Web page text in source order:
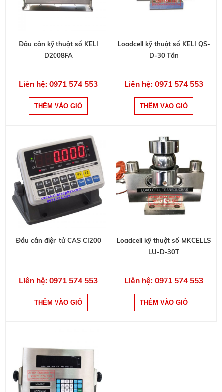
Đầu cân kỹ thuật số KELI
D2008FA
Liên hệ: 0971 574 553
Loadcell kỹ thuật số KELI QS-
D-30 Tấn
Liên hệ: 0971 574 553
Đầu cân điện tử CAS CI200
Liên hệ: 0971 574 553
Loadcell kỹ thuật số MKCELLS
LU-D-30T
Liên hệ: 0971 574 553